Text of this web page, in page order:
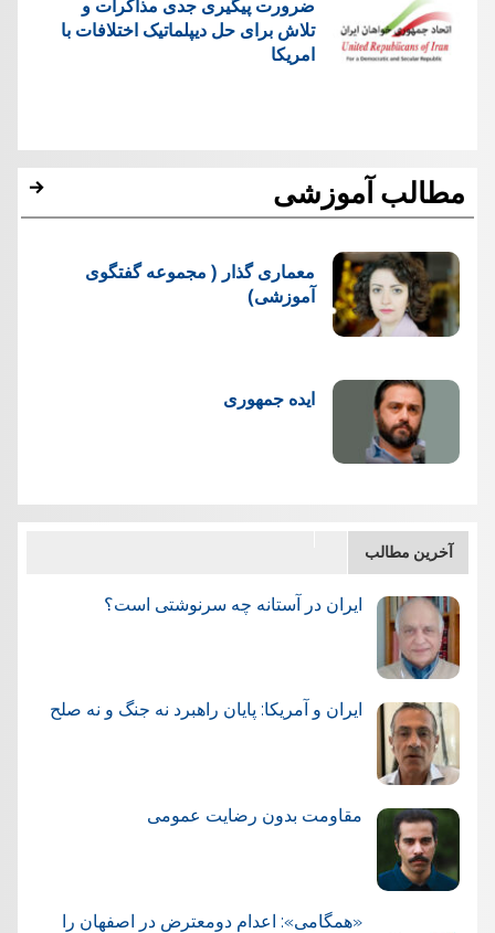
ضرورت پیگیری جدی مذاکرات و
تلاش برای حل دیپلماتیک اختلافات با
امریکا
مطالب آموزشی
معماری گذار ( مجموعه گفتگوی
آموزشی)
ایده جمهوری
آخرین مطالب
ایران در آستانه چه سرنوشتی است؟
ایران و آمریکا: پایان راهبرد نه جنگ و نه صلح
مقاومت بدون رضایت عمومی
«همگامی»: اعدام دومعترض در اصفهان را